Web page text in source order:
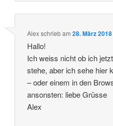
Alexschriebam28. März
Hallo!
Ich weiss nicht ob ich
stehe, aber ich sehe hier
– oder einem in den
ansonsten: liebe Grüsse
Alex